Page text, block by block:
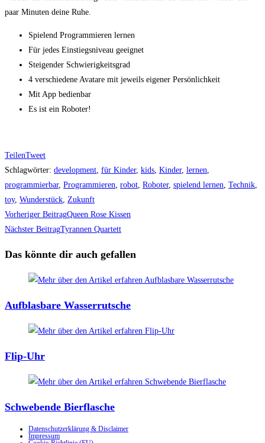
paar Minuten deine Ruhe.
Spielend Programmieren lernen
Für jedes Einstiegsniveau geeignet
Steigender Schwierigkeitsgrad
4 verschiedene Avatare mit jeweils eigener Persönlichkeit
Mit App bedienbar
Es ist ein Roboter!
TeilenTweet
Schlagwörter: development, für Kinder, kids, Kinder, lernen,
programmierbar, Programmieren, robot, Roboter, spielend lernen, Technik,
toy, Wunderstück, Zukunft
Weitere
Artikel
ansehen
Vorheriger BeitragQueen Rose Kissen
Nächster BeitragTyrannen Quartett
Das könnte dir auch gefallen
Aufblasbare Wasserrutsche
Flip-Uhr
Schwebende Bierflasche
Datenschutzerklärung & Disclaimer
Impressum